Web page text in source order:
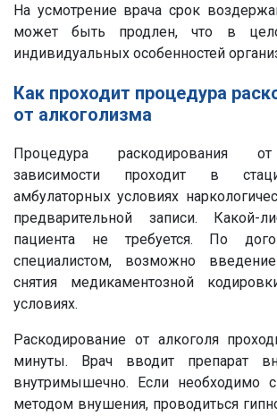
На усмотрение врача срок
может быть продлен, что в
индивидуальных особенностей
Как проходит процедура
от алкоголизма
Процедура раскодирования
зависимости проходит в
амбулаторных условиях
предварительной записи. Какой-
пациента не требуется. По
специалистом, возможно
снятия медикаментозной
условиях.
Раскодирование от алкоголя
минуты. Врач вводит препарат
внутримышечно. Если необходимо
методом внушения, проводиться